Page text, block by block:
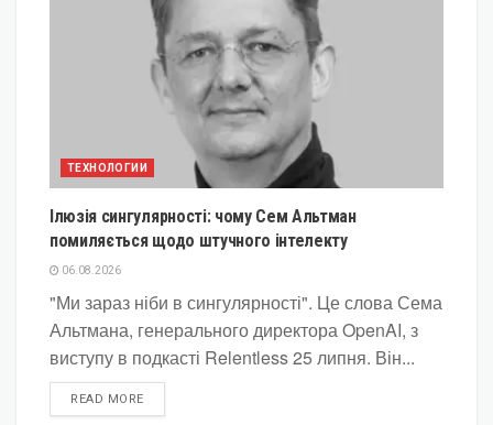
ТЕХНОЛОГИИ
Ілюзія сингулярності: чому Сем Альтман
помиляється щодо штучного інтелекту
06.08.2026
"Ми зараз ніби в сингулярності". Це слова Сема
Альтмана, генерального директора OpenAI, з
виступу в подкасті Relentless 25 липня. Він...
READ MOREDETAILS